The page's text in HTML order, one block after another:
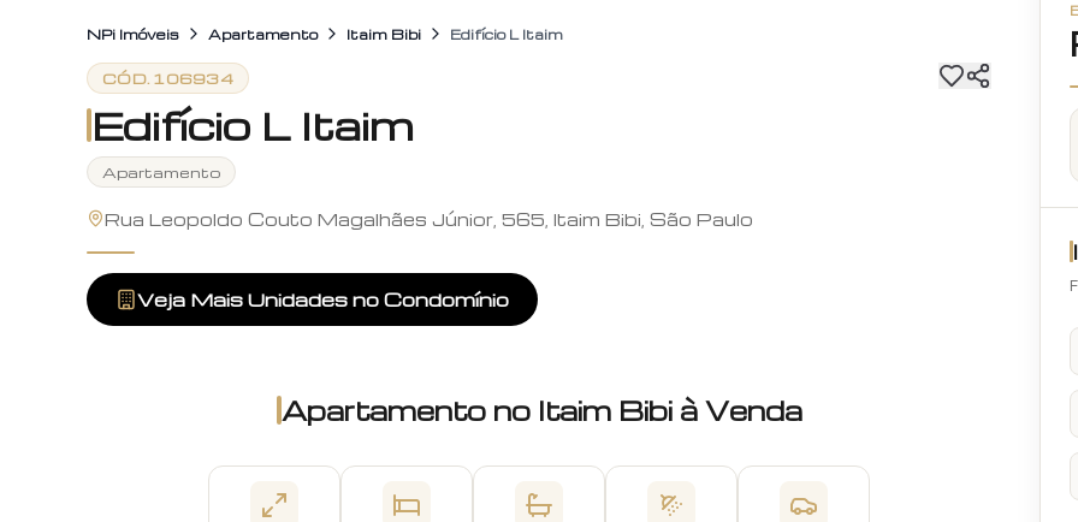
NPi Imóveis Apartamento Itaim Bibi Edifício L Itaim
CÓD. 106934
Edifício L Itaim
Apartamento
Rua Leopoldo Couto Magalhães Júnior, 565, Itaim Bibi, São Paulo
Veja Mais Unidades no Condomínio
Apartamento no Itaim Bibi à Venda